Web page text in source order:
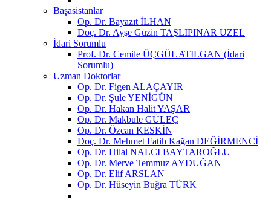
Başasistanlar
Op. Dr. Bayazıt İLHAN
Doç. Dr. Ayşe Güzin TAŞLIPINAR UZEL
İdari Sorumlu
Prof. Dr. Cemile ÜÇGÜL ATILGAN (İdari
Sorumlu)
Uzman Doktorlar
Op. Dr. Figen ALAÇAYIR
Op. Dr. Şule YENİGÜN
Op. Dr. Hakan Halit YAŞAR
Op. Dr. Makbule GÜLEÇ
Op. Dr. Özcan KESKİN
Doç. Dr. Mehmet Fatih Kağan DEĞİRMENCİ
Op. Dr. Hilal NALCI BAYTAROĞLU
Op. Dr. Merve Temmuz AYDUĞAN
Op. Dr. Elif ARSLAN
Op. Dr. Hüseyin Buğra TÜRK